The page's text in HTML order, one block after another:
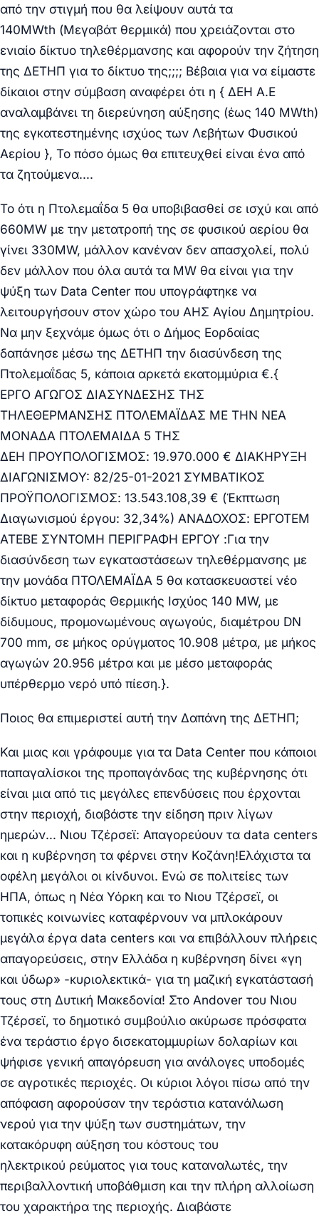
από την στιγμή που θα λείψουν αυτά τα
140MWth (Μεγαβάτ θερμικά) που χρειάζονται στο
ενιαίο δίκτυο τηλεθέρμανσης και αφορούν την ζήτηση
της ΔΕΤΗΠ για το δίκτυο της;;;; Βέβαια για να είμαστε
δίκαιοι στην σύμβαση αναφέρει ότι η { ΔΕΗ Α.Ε
αναλαμβάνει τη διερεύνηση αύξησης (έως 140 MWth)
της εγκατεστημένης ισχύος των Λεβήτων Φυσικού
Αερίου }, Το πόσο όμως θα επιτευχθεί είναι ένα από
τα ζητούμενα….
Το ότι η Πτολεμαΐδα 5 θα υποβιβασθεί σε ισχύ και από
660ΜW με την μετατροπή της σε φυσικού αερίου θα
γίνει 330MW, μάλλον κανέναν δεν απασχολεί, πολύ
δεν μάλλον που όλα αυτά τα ΜW θα είναι για την
ψύξη των Data Center που υπογράφτηκε να
λειτουργήσουν στον χώρο του ΑΗΣ Αγίου Δημητρίου.
Να μην ξεχνάμε όμως ότι ο Δήμος Εορδαίας
δαπάνησε μέσω της ΔΕΤΗΠ την διασύνδεση της
Πτολεμαΐδας 5, κάποια αρκετά εκατομμύρια €.{
ΕΡΓΟ ΑΓΩΓΟΣ ΔΙΑΣΥΝΔΕΣΗΣ ΤΗΣ
ΤΗΛΕΘΕΡΜΑΝΣΗΣ ΠΤΟΛΕΜΑΪΔΑΣ ΜΕ ΤΗΝ ΝΕΑ
ΜΟΝΑΔΑ ΠΤΟΛΕΜΑΙΔΑ 5 ΤΗΣ
ΔΕΗ ΠΡΟΥΠΟΛΟΓΙΣΜΟΣ: 19.970.000 € ΔΙΑΚΗΡΥΞΗ
ΔΙΑΓΩΝΙΣΜΟY: 82/25-01-2021 ΣΥΜΒΑΤΙΚΟΣ
ΠΡΟΫΠΟΛΟΓΙΣΜΟΣ: 13.543.108,39 € (Έκπτωση
Διαγωνισμού έργου: 32,34%) ΑΝΑΔΟΧΟΣ: ΕΡΓΟΤΕΜ
ΑΤΕΒΕ ΣΥΝΤΟΜΗ ΠΕΡΙΓΡΑΦΗ ΕΡΓΟΥ :Για την
διασύνδεση των εγκαταστάσεων τηλεθέρμανσης με
την μονάδα ΠΤΟΛΕΜΑΪΔΑ 5 θα κατασκευαστεί νέο
δίκτυο μεταφοράς Θερμικής Ισχύος 140 MW, με
δίδυμους, προμονωμένους αγωγούς, διαμέτρου DN
700 mm, σε μήκος ορύγματος 10.908 μέτρα, με μήκος
αγωγών 20.956 μέτρα και με μέσο μεταφοράς
υπέρθερμο νερό υπό πίεση.}.
Ποιος θα επιμεριστεί αυτή την Δαπάνη της ΔΕΤΗΠ;
Και μιας και γράφουμε για τα Data Center που κάποιοι
παπαγαλίσκοι της προπαγάνδας της κυβέρνησης ότι
είναι μια από τις μεγάλες επενδύσεις που έρχονται
στην περιοχή, διαβάστε την είδηση πριν λίγων
ημερών… Νιου Τζέρσεϊ: Απαγορεύουν τα data centers
και η κυβέρνηση τα φέρνει στην Κοζάνη!Ελάχιστα τα
οφέλη μεγάλοι οι κίνδυνοι. Ενώ σε πολιτείες των
ΗΠΑ, όπως η Νέα Υόρκη και το Νιου Τζέρσεϊ, οι
τοπικές κοινωνίες καταφέρνουν να μπλοκάρουν
μεγάλα έργα data centers και να επιβάλλουν πλήρεις
απαγορεύσεις, στην Ελλάδα η κυβέρνηση δίνει «γη
και ύδωρ» -κυριολεκτικά- για τη μαζική εγκατάστασή
τους στη Δυτική Μακεδονία! Στο Andover του Νιου
Τζέρσεϊ, το δημοτικό συμβούλιο ακύρωσε πρόσφατα
ένα τεράστιο έργο δισεκατομμυρίων δολαρίων και
ψήφισε γενική απαγόρευση για ανάλογες υποδομές
σε αγροτικές περιοχές. Οι κύριοι λόγοι πίσω από την
απόφαση αφορούσαν την τεράστια κατανάλωση
νερού για την ψύξη των συστημάτων, την
κατακόρυφη αύξηση του κόστους του
ηλεκτρικού ρεύματος για τους καταναλωτές, την
περιβαλλοντική υποβάθμιση και την πλήρη αλλοίωση
του χαρακτήρα της περιοχής. Διαβάστε